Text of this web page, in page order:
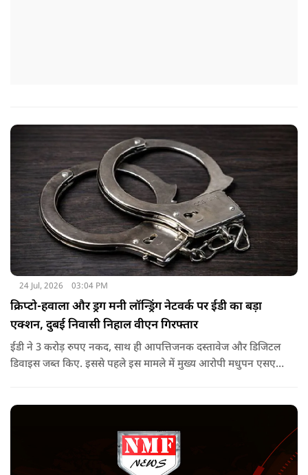
24 Jul, 2026 03:04 PM
क्रिप्टो-हवाला और ड्रग मनी लॉन्ड्रिंग नेटवर्क पर ईडी का बड़ा
एक्शन, दुबई निवासी निहाल वीएन गिरफ्तार
ईडी ने 3 करोड़ रुपए नकद, साथ ही आपत्तिजनक दस्तावेज और डिजिटल
डिवाइस जब्त किए. इससे पहले इस मामले में मुख्य आरोपी मधुपन एसएस